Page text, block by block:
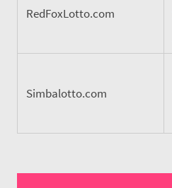
RedFoxLotto.com
Simbalotto.com